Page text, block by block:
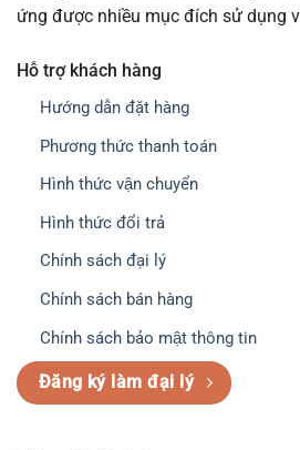
ứng được nhiều mục đích sử dụng
Hỗ trợ khách hàng
Hướng dẫn đặt hàng
Phương thức thanh toán
Hình thức vận chuyển
Hình thức đổi trả
Chính sách đại lý
Chính sách bán hàng
Chính sách bảo mật thông tin
Đăng ký làm đại lý